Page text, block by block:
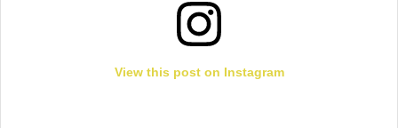
View this post on Instagram